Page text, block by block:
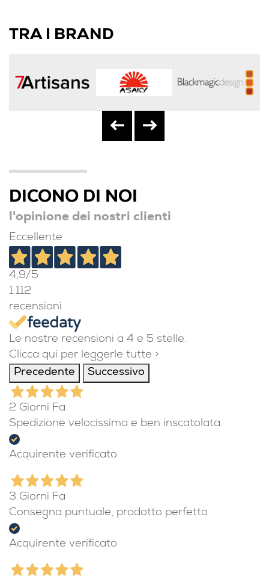
TRA I BRAND
DICONO DI NOI
l'opinione dei nostri clienti
Eccellente
4,9/5
1.112
recensioni
Le nostre recensioni a 4 e 5 stelle.
Clicca qui per leggerle tutte >
Precedente
Successivo
2 Giorni Fa
Spedizione velocissima e ben inscatolata.
Acquirente verificato
3 Giorni Fa
Consegna puntuale, prodotto perfetto
Acquirente verificato